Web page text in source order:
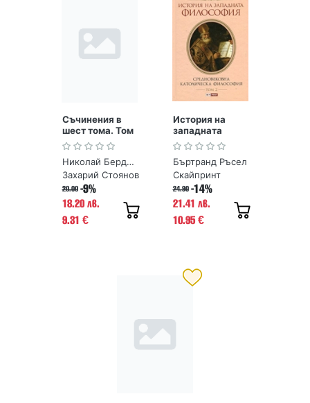
Съчинения в
шест тома. Том
4.
Предназначени
ето на човека.
Николай
Бердяев
Николай Бердяев
Захарий Стоянов
20.00 -9%
18.20 лв.
9.31 €
История на
западната
философия. Том
2.
Средновековна
католическа
философия
Бъртранд Ръсел
Скайпринт
24.90 -14%
21.41 лв.
10.95 €